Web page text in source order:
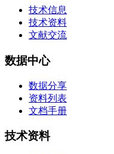
技术信息
技术资料
文献交流
数据中心
数据分享
资料列表
文档手册
技术资料